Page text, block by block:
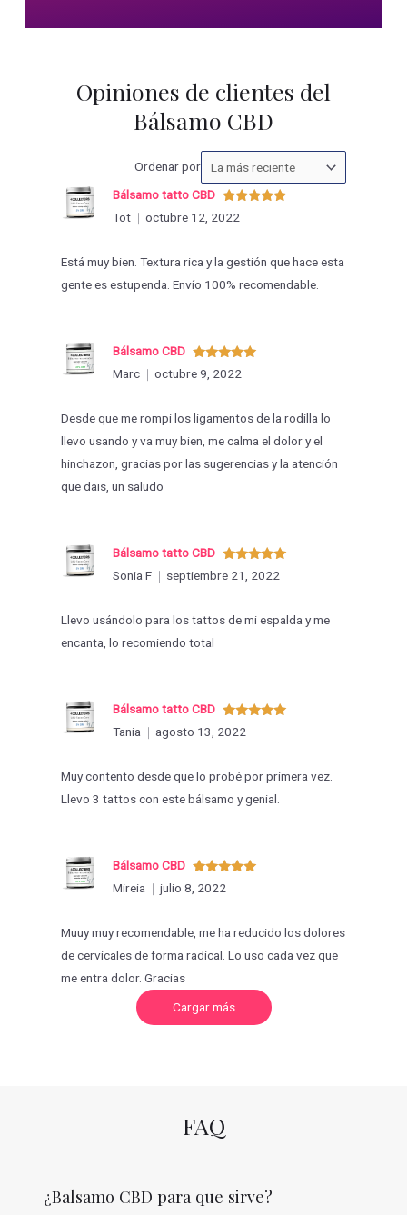
Opiniones de clientes del
Bálsamo CBD
Ordenar porOrdenar
las
Valorado
con
Bálsamo tatto CBD
Tot
octubre 12, 2022
Está muy bien. Textura rica y la gestión que hace esta
gente es estupenda. Envío 100% recomendable.
Valorado
con5de 5
Bálsamo CBD
Marc
octubre 9, 2022
Desde que me rompi los ligamentos de la rodilla lo
llevo usando y va muy bien, me calma el dolor y el
hinchazon, gracias por las sugerencias y la atención
que dais, un saludo
Valorado
con 5de 5
Bálsamo tatto CBD
Sonia F
septiembre 21, 2022
Llevo usándolo para los tattos de mi espalda y me
encanta, lo recomiendo total
Valorado
con
Bálsamo tatto CBD
Tania
agosto 13, 2022
Muy contento desde que lo probé por primera vez.
Llevo 3 tattos con este bálsamo y genial.
Valorado
con5de 5
Bálsamo CBD
Mireia
julio 8, 2022
Muuy muy recomendable, me ha reducido los dolores
de cervicales de forma radical. Lo uso cada vez que
me entra dolor. Gracias
Cargar másC
r
i
o
FAQ
¿Balsamo CBD para que sirve?